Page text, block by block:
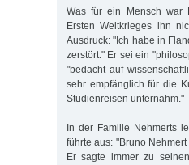
Was für ein Mensch war
Ersten Weltkrieges ihn
Ausdruck: "Ich habe in
zerstört." Er sei ein
"bedacht auf
sehr empfänglich für die
Studienreisen unternahm."
In der Familie Nehmerts
führte aus: "Bruno
Er sagte immer zu